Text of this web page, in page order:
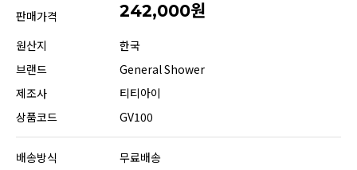
판매가격 242,000원
원산지
한국
브랜드
General Shower
제조사
티티아이
상품코드
GV100
배송방식 무료배송